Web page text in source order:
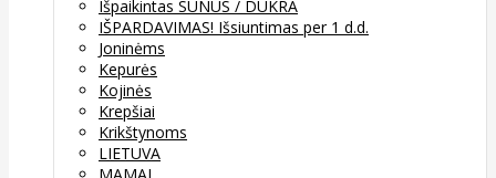
Išpaikintas SŪNUS / DUKRA
IŠPARDAVIMAS! Išsiuntimas per 1 d.d.
Joninėms
Kepurės
Kojinės
Krepšiai
Krikštynoms
LIETUVA
MAMAI